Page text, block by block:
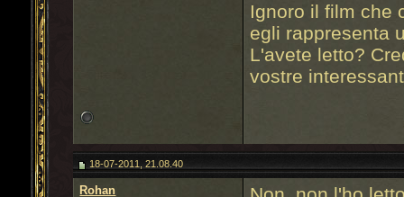
Ignoro il film che
egli rappresenta
L'avete letto?
vostre
18-07-2011, 21.08.40
Rohan